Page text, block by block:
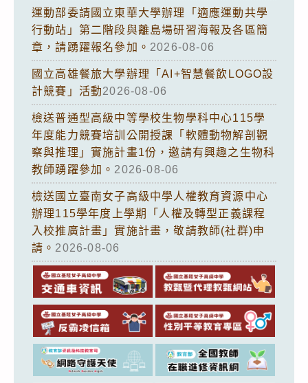
運動部委請國立東華大學辦理「適應運動共學
行動站」第二階段與離島場研習海報及各區簡
章，請踴躍報名參加。 2026-08-06
國立高雄餐旅大學辦理「AI+智慧餐飲LOGO設
計競賽」活動2026-08-06
檢送普通型高級中等學校生物學科中心115學
年度能力競賽培訓公開授課「軟體動物解剖觀
察與推理」實施計畫1份，邀請有興趣之生物科
教師踴躍參加。 2026-08-06
檢送國立臺南女子高級中學人權教育資源中心
辦理115學年度上學期「人權及轉型正義課程
入校推廣計畫」實施計畫，敬請教師(社群)申
請。 2026-08-06